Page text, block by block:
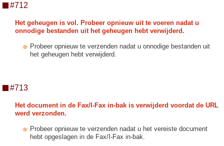
#712
Het geheugen is vol. Probeer opnieuw uit te voeren nadat u
onnodige bestanden uit het geheugen hebt verwijderd.
Probeer opnieuw te verzenden nadat u onnodige bestanden uit
het geheugen hebt verwijderd.
#713
Het document in de Fax/I-Fax in-bak is verwijderd voordat de URL
werd verzonden.
Probeer opnieuw te verzenden nadat u het vereiste document
hebt opgeslagen in de Fax/I-Fax in-bak.